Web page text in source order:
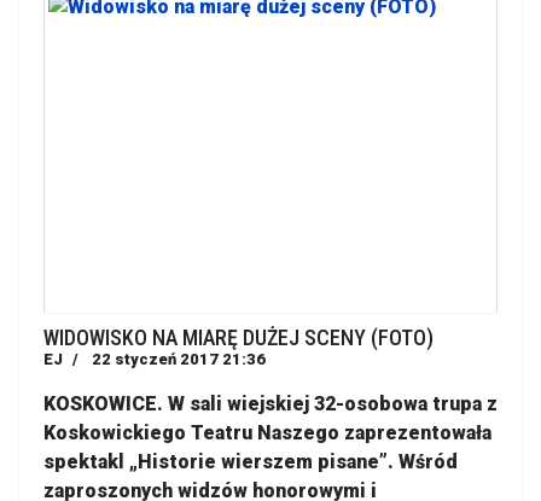
WIDOWISKO NA MIARĘ DUŻEJ SCENY (FOTO)
EJ 22 styczeń 2017 21:36
KOSKOWICE. W sali wiejskiej 32-osobowa trupa z
Koskowickiego Teatru Naszego zaprezentowała
spektakl „Historie wierszem pisane”. Wśród
zaproszonych widzów honorowymi i